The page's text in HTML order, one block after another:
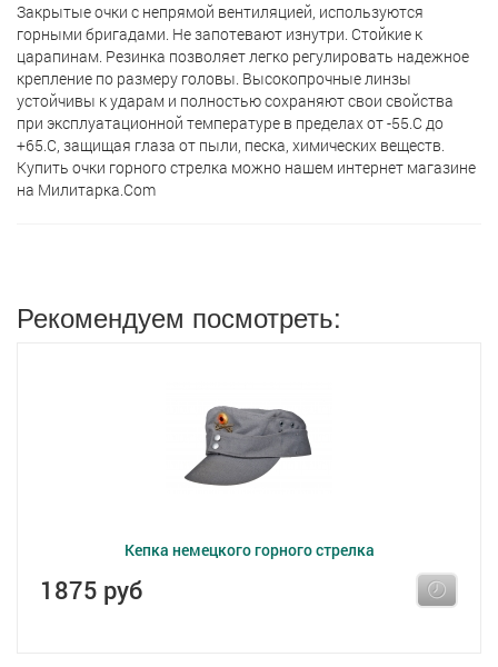
Закрытые очки с непрямой вентиляцией, используются
горными бригадами. Не запотевают изнутри. Стойкие к
царапинам. Резинка позволяет легко регулировать надежное
крепление по размеру головы. Высокопрочные линзы
устойчивы к ударам и полностью сохраняют свои свойства
при эксплуатационной температуре в пределах от -55.C до
+65.C, защищая глаза от пыли, песка, химических веществ.
Купить очки горного стрелка можно нашем интернет магазине
на Милитарка.Com
Рекомендуем посмотреть:
Кепка немецкого горного стрелка
1875 руб